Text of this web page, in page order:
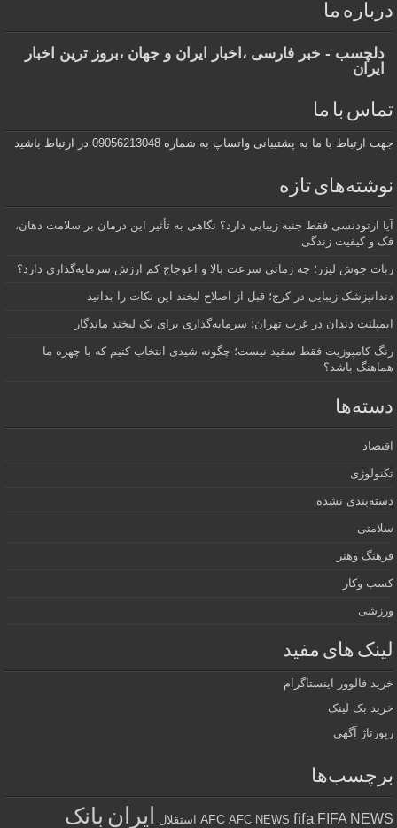
درباره ما
دلچسب - خبر فارسی ،اخبار ایران و جهان ،بروز ترین اخبار
ایران
تماس با ما
جهت ارتباط با ما به پشتیبانی واتساپ به شماره 09056213048 در ارتباط باشید
نوشته‌های تازه
آیا ارتودنسی فقط جنبه زیبایی دارد؟ نگاهی به تأثیر این درمان بر سلامت دهان،
فک و کیفیت زندگی
ربات جوش لیزر؛ چه زمانی سرعت بالا و اعوجاج کم ارزش سرمایه‌گذاری دارد؟
دندانپزشک زیبایی در کرج؛ قبل از اصلاح لبخند این نکات را بدانید
ایمپلنت دندان در غرب تهران؛ سرمایه‌گذاری برای یک لبخند ماندگار
رنگ کامپوزیت فقط سفید نیست؛ چگونه شیدی انتخاب کنیم که با چهره ما
هماهنگ باشد؟
دسته‌ها
اقتصاد
تکنولوژی
دسته‌بندی نشده
سلامتی
فرهنگ وهنر
کسب وکار
ورزشی
لینک های مفید
خرید فالوور اینستاگرام
خرید بک لینک
رپورتاژ آگهی
برچسب‌ها
AFC AFC NEWS fifa FIFA NEWS استقلال ایران بانک